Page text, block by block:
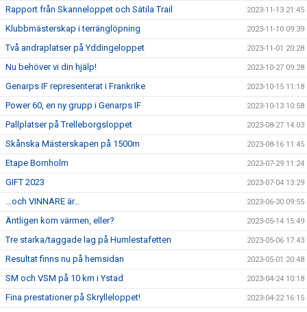
Rapport från Skanneloppet och Sätila Trail 2023-11-13 21:45
Klubbmästerskap i terränglöpning 2023-11-10 09:39
Två andraplatser på Yddingeloppet 2023-11-01 20:28
Nu behöver vi din hjälp! 2023-10-27 09:28
Genarps IF representerat i Frankrike 2023-10-15 11:18
Power 60, en ny grupp i Genarps IF 2023-10-13 10:58
Pallplatser på Trelleborgsloppet 2023-08-27 14:03
Skånska Mästerskapen på 1500m 2023-08-16 11:45
Etape Bornholm 2023-07-29 11:24
GIFT 2023 2023-07-04 13:29
…och VINNARE är… 2023-06-30 09:55
Äntligen kom värmen, eller? 2023-05-14 15:49
Tre starka/taggade lag på Humlestafetten 2023-05-06 17:43
Resultat finns nu på hemsidan 2023-05-01 20:48
SM och VSM på 10 km i Ystad 2023-04-24 10:18
Fina prestationer på Skrylleloppet! 2023-04-22 16:15